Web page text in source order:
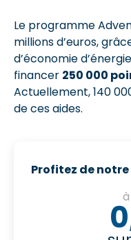
Le programme
millions d’euros,
d’économie
financer 250 000
Actuellement, 140
de ces aides.
Profitez de